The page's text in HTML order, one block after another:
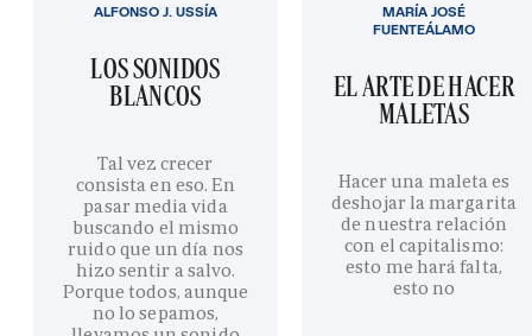
LOS SONIDOS
BLANCOS
Tal vez crecer
consista en eso. En
pasar media vida
buscando el mismo
ruido que un día nos
hizo sentir a salvo.
Porque todos, aunque
no lo sepamos,
ALFONSO J. USSÍA
EL ARTE DE HACER
MALETAS
Hacer una maleta es
deshojar la margarita
de nuestra relación
con el capitalismo:
esto me hará falta,
esto no
MARÍA JOSÉ
FUENTEÁLAMO